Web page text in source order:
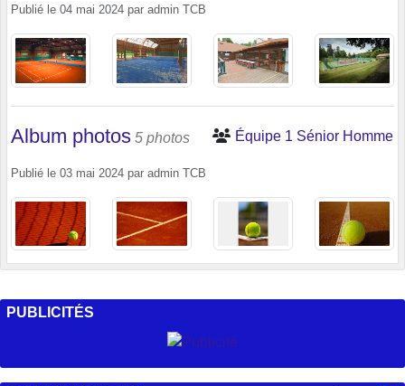
Publié le 04 mai 2024 par admin TCB
Album photos 5 photos Équipe 1 Sénior Homme
Publié le 03 mai 2024 par admin TCB
PUBLICITÉS